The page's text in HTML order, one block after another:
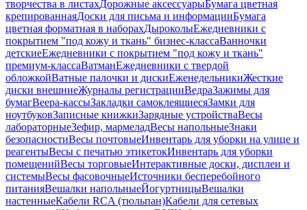
творчества в листахДорожные аксессуарыБумага цветная
крепированнаяДоски для письма и информацииБумага
цветная форматная в наборахДыроколыЕжедневники с
покрытием "под кожу и ткань" бизнес-классаВанночки
детскиеЕжедневники с покрытием "под кожу и ткань"
премиум-классаВатманЕжедневники с твердой
обложкойВатные палочки и дискиЕженедельникиЖесткие
диски внешниеЖурналы регистрацииВедраЗажимы для
бумагВеера-кассыЗакладки самоклеящиесяЗамки для
ноутбуковЗаписные книжкиЗарядные устройстваВесы
лабораторныеЗефир, мармеладВесы напольныеЗнаки
безопасностиВесы почтовыеИнвентарь для уборки на улице и
реагентыВесы с печатью этикетокИнвентарь для уборки
помещенийВесы торговыеИнтерактивные доски, дисплеи и
системыВесы фасовочныеИсточники бесперебойного
питанияВешалки напольныеЙогуртницыВешалки
настенныеКабели RCA (тюльпан)Кабели для сетевых